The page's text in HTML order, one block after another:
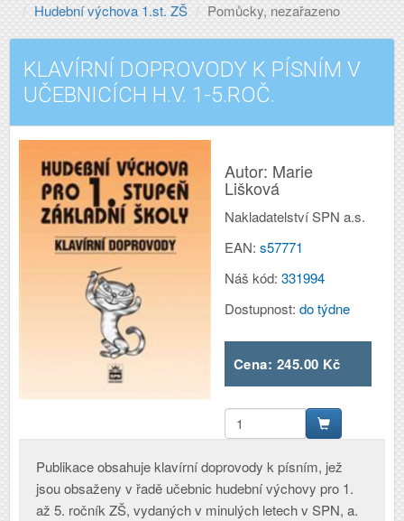
Hudební výchova 1.st. ZŠ
Pomůcky, nezařazeno
KLAVÍRNÍ DOPROVODY K PÍSNÍM V
UČEBNICÍCH H.V. 1-5.ROČ.
Autor: Marie
Lišková
Nakladatelství SPN a.s.
EAN: s57771
Náš kód: 331994
Dostupnost: do týdne
Cena: 245.00 Kč
Publikace obsahuje klavírní doprovody k písním, jež
jsou obsaženy v řadě učebnic hudební výchovy pro 1.
až 5. ročník ZŠ, vydaných v minulých letech v SPN, a.